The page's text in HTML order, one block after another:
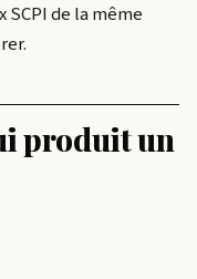
SCPI de la même
produit un